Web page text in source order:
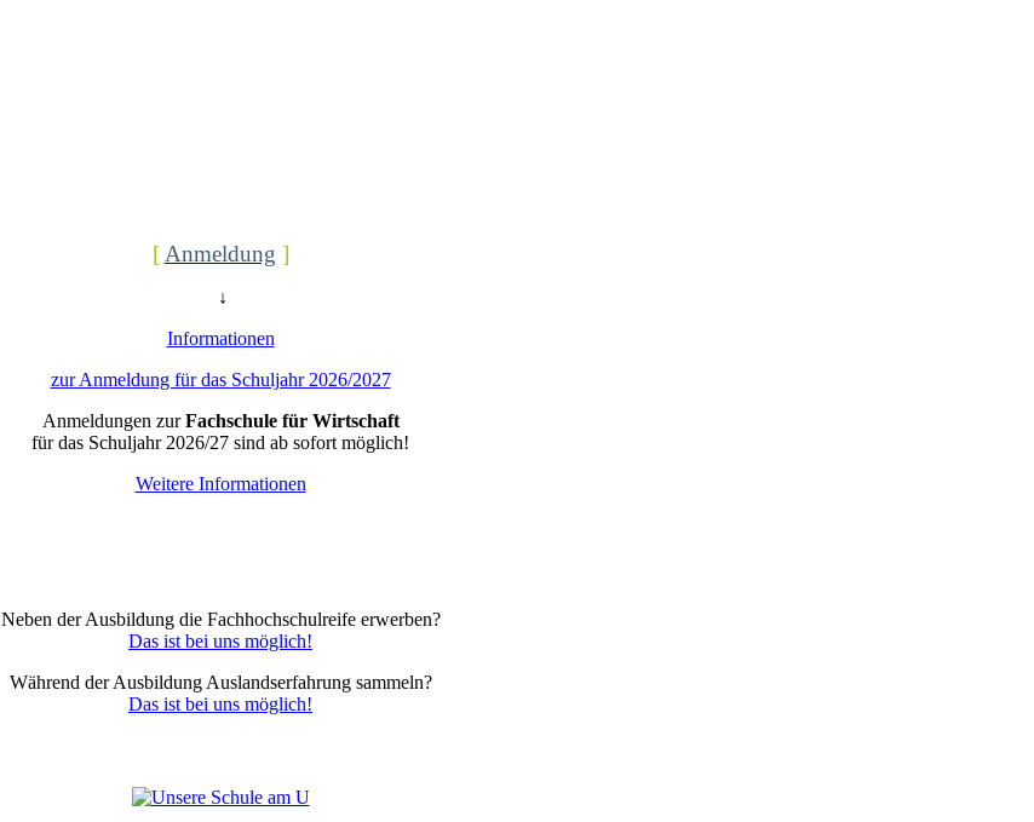
[ Anmeldung ]
↓
Informationen
zur Anmeldung für das Schuljahr 2026/2027
Anmeldungen zurFachschule für Wirtschaft
für das Schuljahr 2026/27 sind ab sofort möglich!
Weitere Informationen
Neben der Ausbildung die Fachhochschulreife erwerben?
Das ist bei uns möglich!
Während der Ausbildung Auslandserfahrung sammeln?
Das ist bei uns möglich!